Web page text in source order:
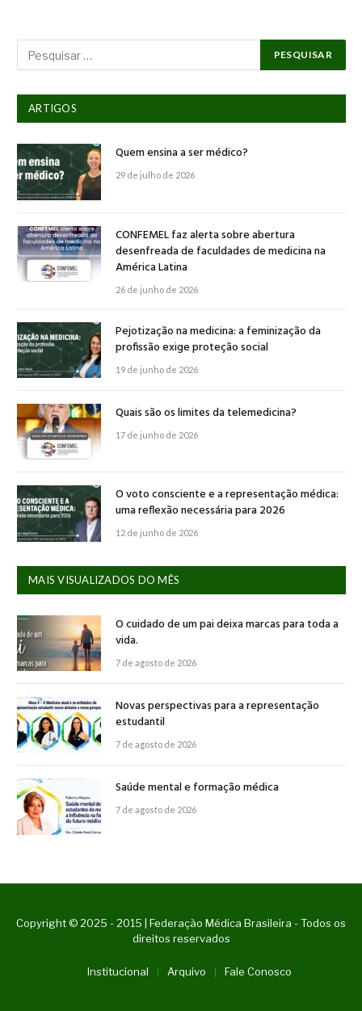
ARTIGOS
Quem ensina a ser médico?
29 de julho de 2026
CONFEMEL faz alerta sobre abertura
desenfreada de faculdades de medicina na
América Latina
26 de junho de 2026
Pejotização na medicina: a feminização da
profissão exige proteção social
19 de junho de 2026
Quais são os limites da telemedicina?
17 de junho de 2026
O voto consciente e a representação médica:
uma reflexão necessária para 2026
12 de junho de 2026
MAIS VISUALIZADOS DO MÊS
O cuidado de um pai deixa marcas para toda a
vida.
7 de agosto de 2026
Novas perspectivas para a representação
estudantil
7 de agosto de 2026
Saúde mental e formação médica
7 de agosto de 2026
Copyright © 2025 - 2015 | Federação Médica Brasileira - Todos os
direitos reservados
Institucional Arquivo Fale Conosco